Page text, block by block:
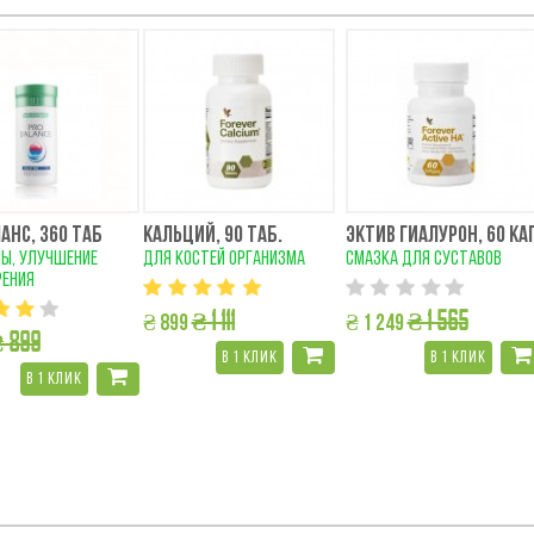
360 ТАБ
улучшение
899
в 1 клик
КАЛЬЦИЙ, 90 ТАБ.
для костей организма
₴ 899₴ 1 111
в 1 клик
ЭКТИВ ГИАЛУРОН, 60
смазка для суставов
₴ 1 249₴ 1 565
в 1 клик